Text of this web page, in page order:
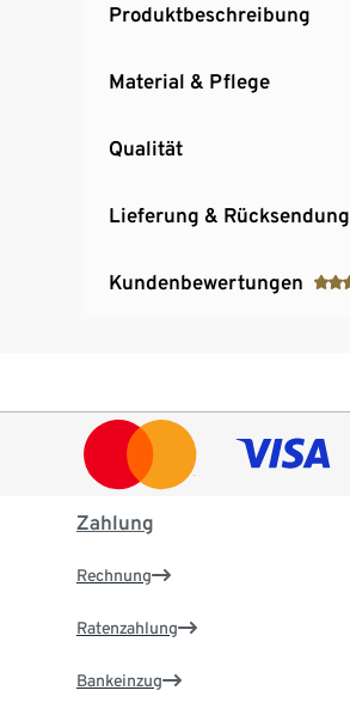
Produktbeschreibung
Material & Pflege
Qualität
Lieferung & Rücksendung
Kundenbewertungen
Zahlung
Rechnung
Ratenzahlung
Bankeinzug